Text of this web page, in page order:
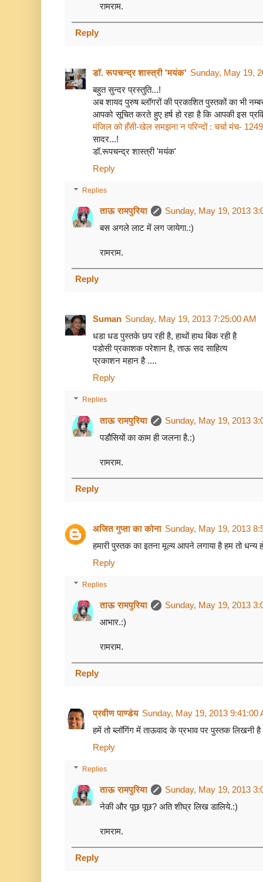
रामराम.
Reply
डॉ. रूपचन्द्र शास्त्री 'मयंक' Sunday, May 19,
बहुत सुन्दर प्रस्तुति...!
अब शायद पुरुष ब्लॉगरों की प्रकाशित पुस्तकों का भी
आपको सूचित करते हुए हर्ष हो रहा है कि आपकी इस
मंजिल को हँसी-खेल समझना न परिन्दों : चर्चा मंच-
सादर...!
डॉ.रूपचन्द्र शास्त्री 'मयंक'
Reply
Replies
ताऊ रामपुरिया
Sunday, May 19, 2013
बस अगले लाट में लग जायेगा.:)
रामराम.
Reply
Suman Sunday, May 19, 2013 7:25:00 AM
धडा धड पुस्तके छप रही है, हाथों हाथ बिक रही है
पडोसी प्रकाशक परेशान है, ताऊ सद साहित्य
प्रकाशन महान है ....
Reply
Replies
ताऊ रामपुरिया
Sunday, May 19, 2013
पडौसियों का काम ही जलना है.:)
रामराम.
Reply
अजित गुप्ता का कोना Sunday, May 19, 2013
हमारी पुस्‍तक का इतना मूल्‍य आपने लगाया है हम तो धन्‍य
Reply
Replies
ताऊ रामपुरिया
Sunday, May 19, 2013
आभार.:)
रामराम.
Reply
प्रवीण पाण्डेय Sunday, May 19, 2013 9:41:00
हमें तो ब्लॉगिंग में ताऊवाद के प्रभाव पर पुस्तक लिखनी
Reply
Replies
ताऊ रामपुरिया
Sunday, May 19, 2013
नेकी और पूछ पूछ? अति शीघ्र लिख डालिये.:)
रामराम.
Reply